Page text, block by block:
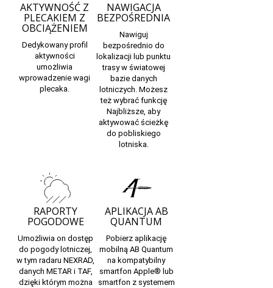
AKTYWNOŚĆ Z
PLECAKIEM Z
OBCIĄŻENIEM
Dedykowany profil
aktywności
umożliwia
wprowadzenie wagi
plecaka.
NAWIGACJA
BEZPOŚREDNIA
Nawiguj
bezpośrednio do
lokalizacji lub punktu
trasy w światowej
bazie danych
lotniczych. Możesz
też wybrać funkcję
Najbliższe, aby
aktywować ścieżkę
do pobliskiego
lotniska.
RAPORTY
POGODOWE
Umożliwia on dostęp
do pogody lotniczej,
w tym radaru NEXRAD,
danych METAR i TAF,
dzięki którym można
APLIKACJA AB
QUANTUM
Pobierz aplikację
mobilną AB Quantum
na kompatybilny
smartfon Apple® lub
smartfon z systemem